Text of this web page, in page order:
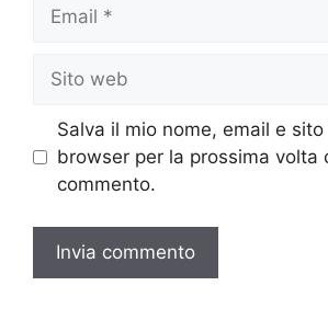
Sito
web
Salva il mio nome, email e
browser per la prossima volta
commento.